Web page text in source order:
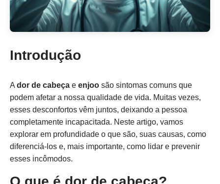
Introdução
A dor de cabeça e enjoo são sintomas comuns que
podem afetar a nossa qualidade de vida. Muitas vezes,
esses desconfortos vêm juntos, deixando a pessoa
completamente incapacitada. Neste artigo, vamos
explorar em profundidade o que são, suas causas, como
diferenciá-los e, mais importante, como lidar e prevenir
esses incômodos.